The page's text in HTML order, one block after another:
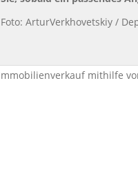
Foto: ArturVerkhovetskiy /